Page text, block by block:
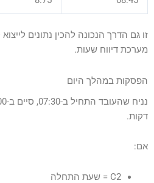
זו גם הדרך הנכונה להכין נתונים
מערכת דיווח שעות.
הפסקות במהלך היום
דקות.
אם:
C2 = שעת התחלה